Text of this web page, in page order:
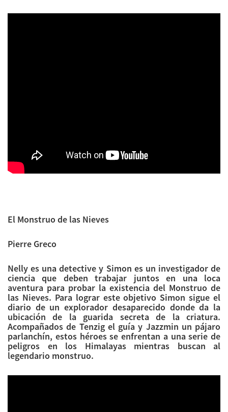
El Monstruo de las Nieves
Pierre Greco
Nelly es una detective y Simon es un investigador de
ciencia que deben trabajar juntos en una loca
aventura para probar la existencia del Monstruo de
las Nieves. Para lograr este objetivo Simon sigue el
diario de un explorador desaparecido donde da la
ubicación de la guarida secreta de la criatura.
Acompañados de Tenzig el guía y Jazzmin un pájaro
parlanchín, estos héroes se enfrentan a una serie de
peligros en los Himalayas mientras buscan al
legendario monstruo.